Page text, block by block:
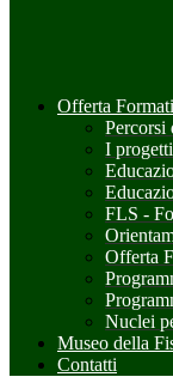
Offerta
Percorsi
I
FLS -
Offerta
Nuclei
Museo della
Contatti